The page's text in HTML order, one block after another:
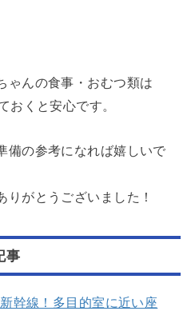
ゃんの食事・おむつ類は
おくと安心です。
備の参考になれば嬉しいで
りがとうございました！
事
幹線！多目的室に近い座